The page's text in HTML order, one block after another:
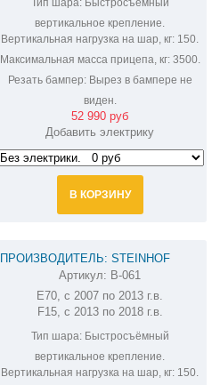
Тип шара:Быстросъёмный
вертикальное крепление.
Вертикальная нагрузка на шар, кг: 150.
Максимальная масса прицепа, кг:3500.
Резать бампер:Вырез в бампере не
виден.
52 990 руб
Добавить электрику
В КОРЗИНУ
ПРОИЗВОДИТЕЛЬ: STEINHOF
ФАРКОП НА BMW X5 B-061
Артикул: B-061
E70, с 2007 по 2013 г.в.
F15, с 2013 по 2018 г.в.
Тип шара:Быстросъёмный
вертикальное крепление.
Вертикальная нагрузка на шар, кг: 150.